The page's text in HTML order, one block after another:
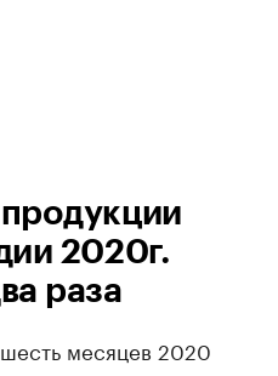
2020г.
раза
месяцев 2020